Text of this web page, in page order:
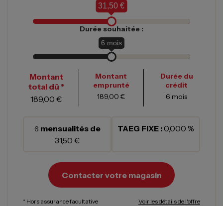
31,50 €
Durée souhaitée :
6 mois
Montant
total dû *
189,00 €
Montant
emprunté
189,00 €
Durée du
crédit
6 mois
6 mensualités de
31,50 €
TAEG FIXE :0,000 %
Contacter votre magasin
* Hors assurance facultative Voir les détails de l'offre